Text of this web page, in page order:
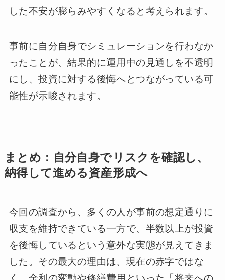
した不安が膨らみやすくなると考えられます。
事前に自分自身でシミュレーションを行わなか
ったことが、結果的に運用中の見通しを不透明
にし、投資に対する後悔へとつながっている可
能性が示唆されます。
まとめ：自分自身でリスクを確認し、
納得して進める資産形成へ
今回の調査から、多くの人が事前の想定通りに
収支を維持できている一方で、半数以上が投資
を後悔しているという意外な実態が見えてきま
した。その最大の理由は、現在の赤字ではな